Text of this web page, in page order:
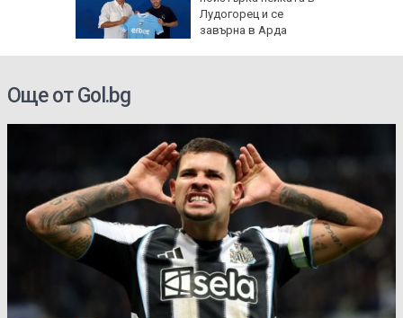
Лудогорец и се
завърна в Арда
Още от Gol.bg